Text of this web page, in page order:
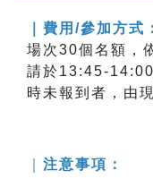
費用/參加方式：
場次30個名額，
請於13:45-14:00
時未報到者，由
注意事項：